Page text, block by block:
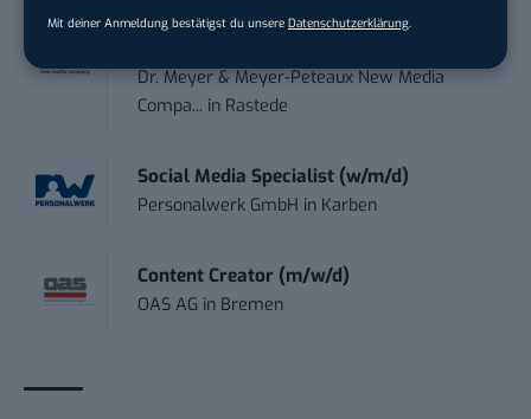
Mit deiner Anmeldung bestätigst du unsere Datenschutzerklärung.
Social Media Manager / Content Creator
Dr. Meyer & Meyer-Peteaux New Media
Compa... in Rastede
Social Media Specialist (w/m/d)
Personalwerk GmbH in Karben
Content Creator (m/w/d)
OAS AG in Bremen